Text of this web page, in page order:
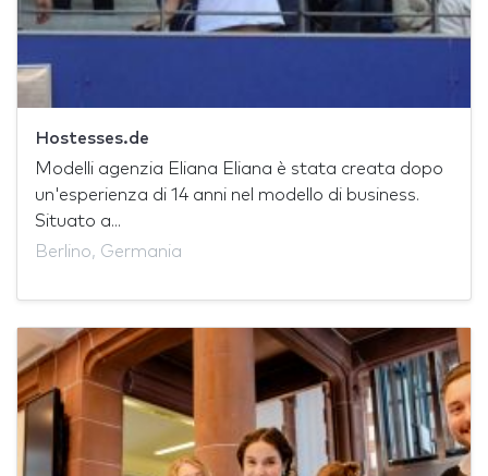
Hostesses.de
Modelli agenzia Eliana Eliana è stata creata dopo
un'esperienza di 14 anni nel modello di business.
Situato a...
Berlino, Germania